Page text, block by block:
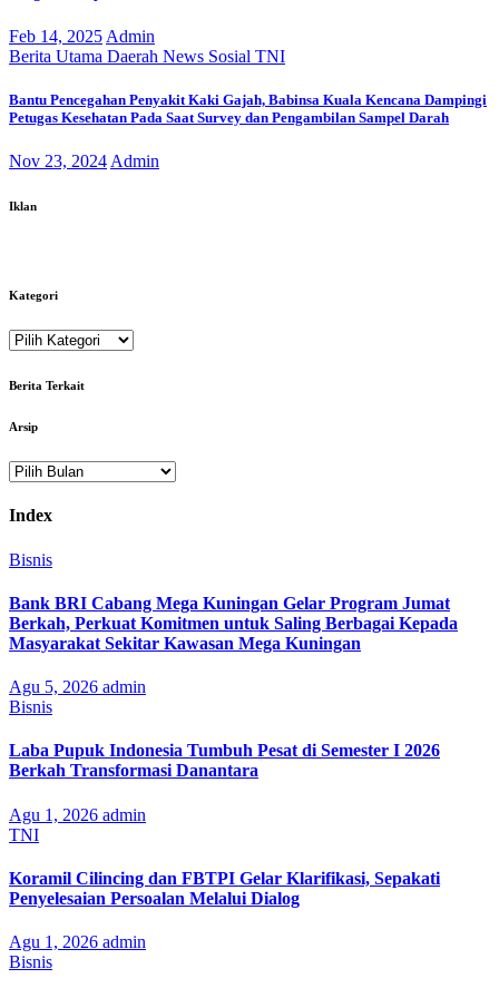
Feb 14, 2025 Admin
Berita Utama Daerah News Sosial TNI
Bantu Pencegahan Penyakit Kaki Gajah, Babinsa Kuala Kencana Dampingi
Petugas Kesehatan Pada Saat Survey dan Pengambilan Sampel Darah
Nov 23, 2024 Admin
Iklan
Kategori
Kategori
Berita Terkait
Arsip
Arsip
Index
Bisnis
Bank BRI Cabang Mega Kuningan Gelar Program Jumat
Berkah, Perkuat Komitmen untuk Saling Berbagai Kepada
Masyarakat Sekitar Kawasan Mega Kuningan
Agu 5, 2026 admin
Bisnis
Laba Pupuk Indonesia Tumbuh Pesat di Semester I 2026
Berkah Transformasi Danantara
Agu 1, 2026 admin
TNI
Koramil Cilincing dan FBTPI Gelar Klarifikasi, Sepakati
Penyelesaian Persoalan Melalui Dialog
Agu 1, 2026 admin
Bisnis